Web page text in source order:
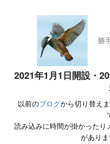
勝
2021年1月1日開設・
以前のブログから切り替え
読み込みに時間が掛かったり
があり